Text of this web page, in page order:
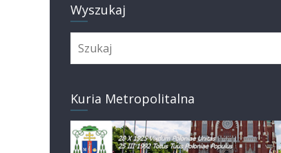
Wyszukaj
Kuria Metropolitalna